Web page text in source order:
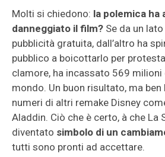
Molti si chiedono: la polemica ha
danneggiato il film? Se da un
pubblicità gratuita, dall’altro ha
pubblico a boicottarlo per
clamore, ha incassato 569 milioni
mondo. Un buon risultato, ma ben
numeri di altri remake Disney
Aladdin. Ciò che è certo, à che La
diventato simbolo di un
tutti sono pronti ad accettare.